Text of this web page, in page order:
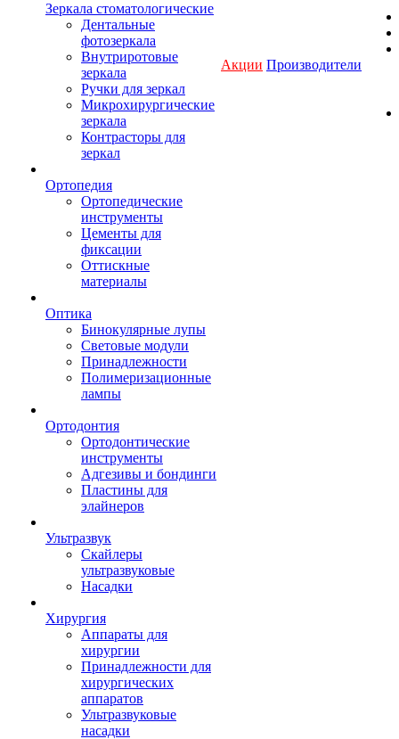
Зеркала стоматологические
Дентальные
фотозеркала
Внутриротовые
зеркала
Ручки для зеркал
Микрохирургические
зеркала
Контрасторы для
зеркал
Ортопедия
Ортопедические
инструменты
Цементы для
фиксации
Оттискные
материалы
Оптика
Бинокулярные лупы
Световые модули
Принадлежности
Полимеризационные
лампы
Ортодонтия
Ортодонтические
инструменты
Адгезивы и бондинги
Пластины для
элайнеров
Ультразвук
Скайлеры
ультразвуковые
Насадки
Хирургия
Аппараты для
хирургии
Принадлежности для
хирургических
аппаратов
Ультразвуковые
насадки
Акции Производители